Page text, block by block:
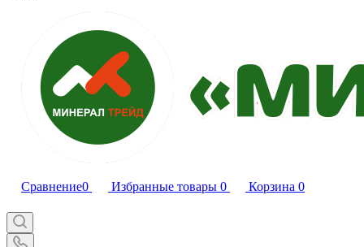
Сравнение0 Избранные товары 0 Корзина 0